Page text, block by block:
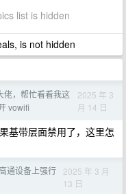
list is hidden
is not hidden
佬，帮忙看看我这
vowifi
2025 年 3
月 14 日
基带层面禁用了，这里怎
通设备上强行
2025 年 3 月
13 日